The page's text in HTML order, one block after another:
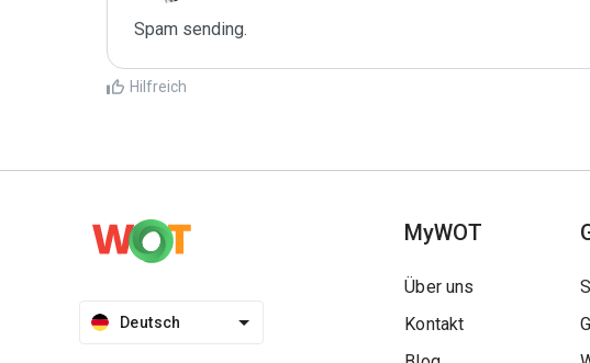
Spam sending.
Hilfreich
Deutsch
MyWOT
Über uns
Kontakt